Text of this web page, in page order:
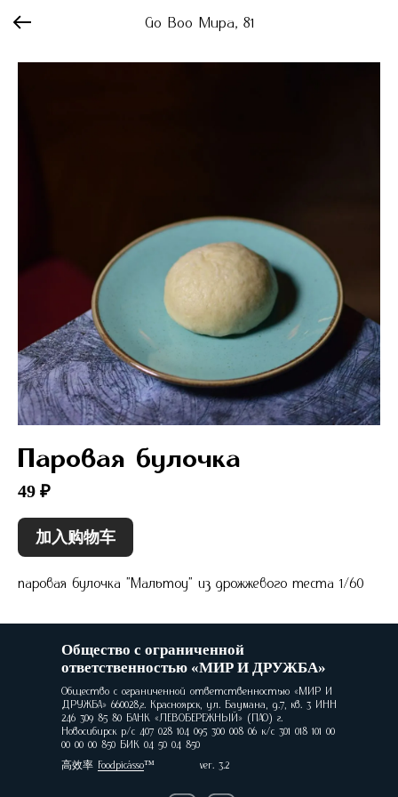
Go Boo Мира, 81
Паровая булочка
49 ₽
加入购物车
паровая булочка "Мальтоу" из дрожжевого теста 1/60
Общество с ограниченной
ответственностью «МИР И ДРУЖБА»
Общество с ограниченной ответственностью «МИР И
ДРУЖБА» 660028,г. Красноярск, ул. Баумана, д.7, кв. 3 ИНН
246 309 85 80 БАНК «ЛЕВОБЕРЕЖНЫЙ» (ПАО) г.
Новосибирск р/с 407 028 104 095 300 008 06 к/с 301 018 101 00
00 00 00 850 БИК 04 50 04 850
高效率 Foodpicássover. 3.2